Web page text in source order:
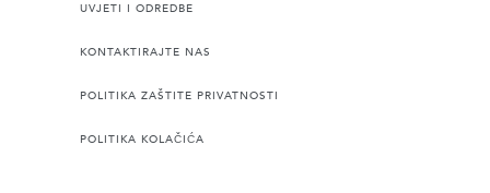
UVJETI I ODREDBE
KONTAKTIRAJTE NAS
POLITIKA ZAŠTITE PRIVATNOSTI
POLITIKA KOLAČIĆA